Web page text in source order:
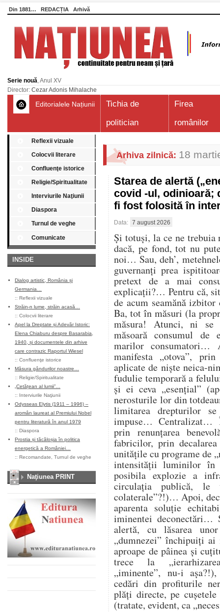
Din 1881… REDACȚIA Arhivă
Serie nouă, Anul XV
Director: Cezar Adonis Mihalache
Editorialele Națiunii
Tichia de
politician
Firea
românilor
Reflexii vizuale
Colocvii literare
Confluenţe istorice
Religie/Spiritualitate
Interviurile Naţiunii
Diaspora
Turnul de veghe
Comunicate
INSIDE
Dialog artistic, România și
Germania…
:: Reflexii vizuale
Străin-n lume, străin acasă…
:: Colocvii literare
Apel la Dreptate și Adevăr Istoric:
Elena Chiaburu despre Basarabia,
1940, și documentele din arhive
care contrazic Raportul Wiesel
:: Confluenţe istorice
Măsura gândurilor noastre…
:: Religie/Spiritualitate
„Cetățean al lumii”…
:: Interviurile Naţiunii
Odysseas Elytis (1911 – 1996) –
aromân laureat al Premiului Nobel
pentru literatură în anul 1979
:: Diaspora
Prostia și tăcăloșia în politica
energetică a României…
:: Recomandate Turnul de veghe
Naţiunea PRINT
Arhiva zilnică: 18
Starea de alertă
covid -ul, odinioară;
fi fost folosită în
Data: 7 august 2026
Și totuși, la ce ne trebuia
dacă, pe fond, tot nu
noi… Sau, deh’,
guvernanți prea
pretext de a mai
explicații?… Pentru că,
de acum seamănă
Ba, tot în măsuri (la
măsura! Atunci, ni se
măsoară consumul de
marilor consumatori…
manifesta „otova”,
aplicate de niște neica-
fudulie temporară a
și ei ceva „esențial”
nerosturile lor din
limitarea drepturilor
impuse… Centralizat…
prin renunțarea
fabricilor, prin
unitățile cu programe de
intensității luminilor în
posibila explozie a
circulația publică, le
colaterale”?!)… Apoi,
aparenta soluție
iminentei deconectări…
alertă, cu lăsarea
„dumnezei” închipuiți
aproape de pâinea și
trece la
„iminente”, nu-i
cedări din profiturile
plăți directe, pe
(tratate, evident, ca